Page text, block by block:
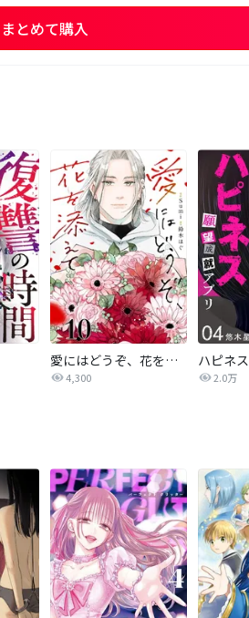
まとめて購入
愛にはどうぞ、花を添えて【単話】
4,300 2.0万